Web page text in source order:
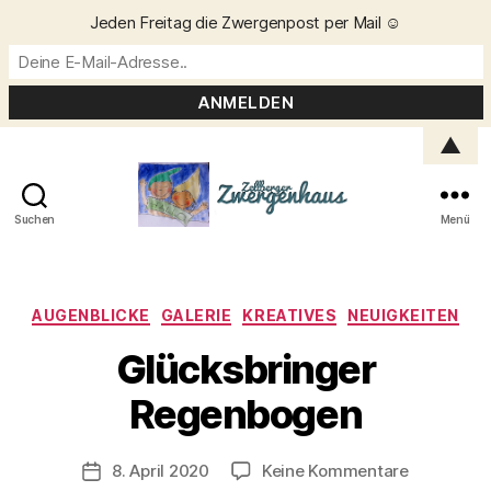
Suchen Menü
Kategorien
AUGENBLICKE GALERIE KREATIVES NEUIGKEITEN
Glücksbringer
Regenbogen
Beitragsautor
V
o
n
C
ri
Veröffentlichungsdatum
8. April 2020 Keine Kommentarezu
Jeden Freitag die Zwergenpost per Mail ☺️
▲